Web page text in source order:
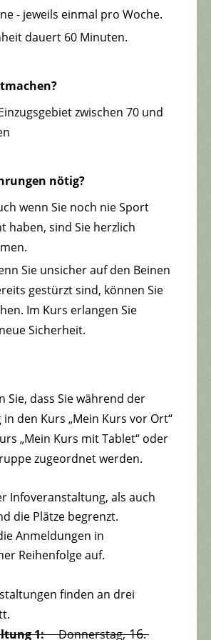
- jeweils einmal pro Woche.
dauert 60 Minuten.
zwischen 70 und
nötig?
wenn Sie noch nie Sport
haben, sind Sie herzlich
Sie unsicher auf den Beinen
gestürzt sind, können Sie
Im Kurs erlangen Sie
Sicherheit.
Sie, dass Sie während der
den Kurs „Mein Kurs vor Ort“
„Mein Kurs mit Tablet“ oder
zugeordnet werden.
Infoveranstaltung, als auch
die Plätze begrenzt.
Anmeldungen in
Reihenfolge auf.
finden an drei
1:Donnerstag,16.